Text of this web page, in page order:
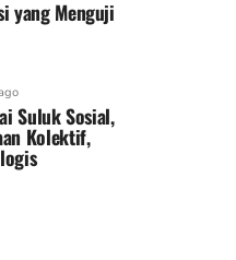
yang Menguji
Suluk Sosial,
Kolektif,